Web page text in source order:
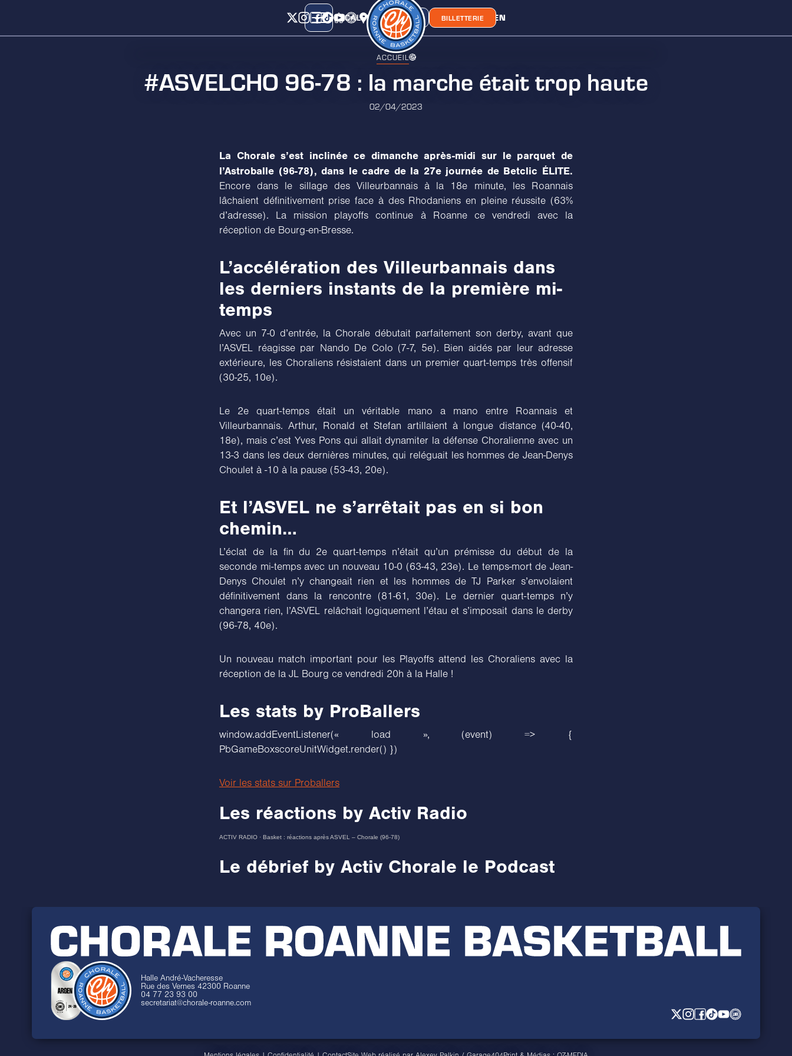
CALENDRIERCLASSEMENTCHORA' LIEN
BOUTIQUE BILLETTERIE
ACCUEIL
#ASVELCHO 96-78 : la marche était trop haute
02/04/2023
La Chorale s’est inclinée ce dimanche après-midi sur le parquet de
l’Astroballe (96-78), dans le cadre de la 27e journée de Betclic ÉLITE.
Encore dans le sillage des Villeurbannais à la 18e minute, les Roannais
lâchaient définitivement prise face à des Rhodaniens en pleine réussite (63%
d’adresse). La mission playoffs continue à Roanne ce vendredi avec la
réception de Bourg-en-Bresse.
L’accélération des Villeurbannais dans
les derniers instants de la première mi-
temps
Avec un 7-0 d’entrée, la Chorale débutait parfaitement son derby, avant que
l’ASVEL réagisse par Nando De Colo (7-7, 5e). Bien aidés par leur adresse
extérieure, les Choraliens résistaient dans un premier quart-temps très offensif
(30-25, 10e).
Le 2e quart-temps était un véritable mano a mano entre Roannais et
Villeurbannais. Arthur, Ronald et Stefan artillaient à longue distance (40-40,
18e), mais c’est Yves Pons qui allait dynamiter la défense Choralienne avec un
13-3 dans les deux dernières minutes, qui reléguait les hommes de Jean-Denys
Choulet à -10 à la pause (53-43, 20e).
Et l’ASVEL ne s’arrêtait pas en si bon
chemin…
L’éclat de la fin du 2e quart-temps n’était qu’un prémisse du début de la
seconde mi-temps avec un nouveau 10-0 (63-43, 23e). Le temps-mort de Jean-
Denys Choulet n’y changeait rien et les hommes de TJ Parker s’envolaient
définitivement dans la rencontre (81-61, 30e). Le dernier quart-temps n’y
changera rien, l’ASVEL relâchait logiquement l’étau et s’imposait dans le derby
(96-78, 40e).
Un nouveau match important pour les Playoffs attend les Choraliens avec la
réception de la JL Bourg ce vendredi 20h à la Halle !
Les stats by ProBallers
window.addEventListener(« load », (event) => {
PbGameBoxscoreUnitWidget.render() })
Voir les stats sur Proballers
Les réactions by Activ Radio
ACTIV RADIO · Basket : réactions après ASVEL – Chorale (96-78)
Le débrief by Activ Chorale le Podcast
Halle André-Vacheresse
Rue des Vernes 42300 Roanne
04 77 23 93 00
secretariat@chorale-roanne.com